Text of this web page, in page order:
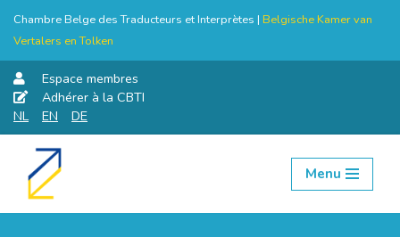
Chambre Belge des Traducteurs et Interprètes | Belgische Kamer van
Vertalers en Tolken
Espace membres
Adhérer à la CBTI
NL
EN DE
Aller
Menu